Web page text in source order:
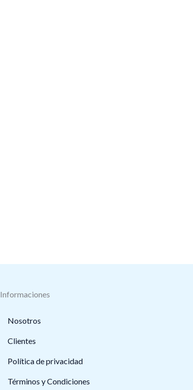
Informaciones
Nosotros
Clientes
Política de privacidad
Términos y Condiciones